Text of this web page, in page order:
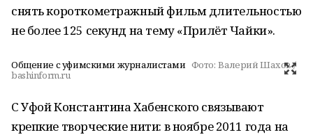
снять короткометражный фильм длительностью
не более 125 секунд на тему «Прилёт Чайки».
Общение с уфимскими журналистами Фото: Валерий Шахов /
bashinform.ru
С Уфой Константина Хабенского связывают
крепкие творческие нити: в ноябре 2011 года на